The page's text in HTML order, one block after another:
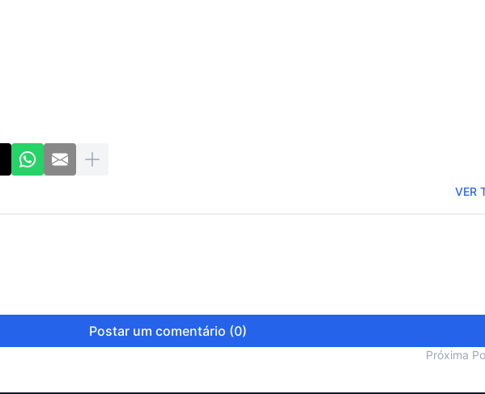
VER
Postar um comentário (0)
Próxima